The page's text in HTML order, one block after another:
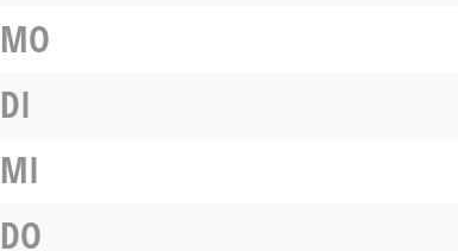
MO
DI
MI
DO